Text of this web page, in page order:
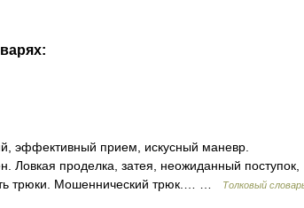
эффективный прием, искусный маневр.
Ловкая проделка, затея, неожиданный поступок,
трюки. Мошеннический трюк.… …
Толковый